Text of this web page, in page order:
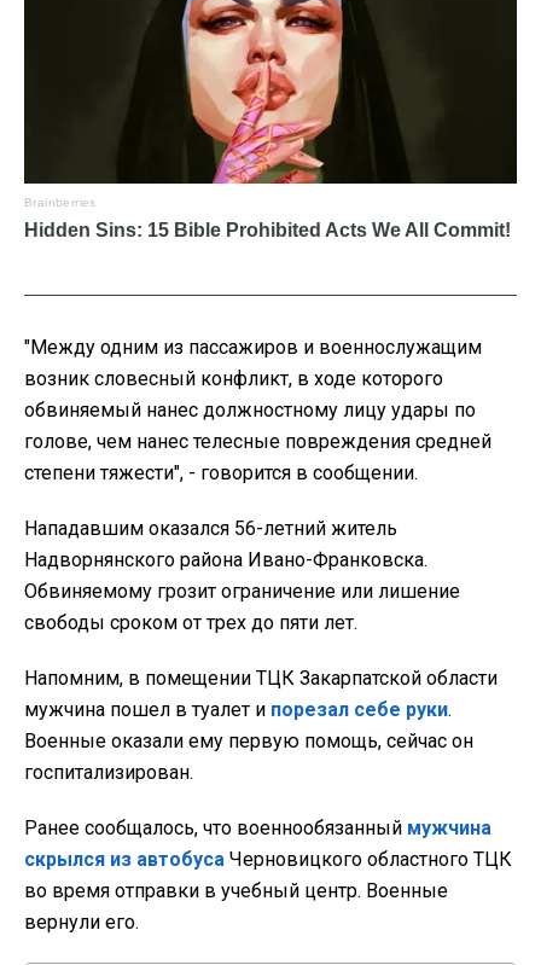
"Между одним из пассажиров и военнослужащим
возник словесный конфликт, в ходе которого
обвиняемый нанес должностному лицу удары по
голове, чем нанес телесные повреждения средней
степени тяжести", - говорится в сообщении.
Нападавшим оказался 56-летний житель
Надворнянского района Ивано-Франковска.
Обвиняемому грозит ограничение или лишение
свободы сроком от трех до пяти лет.
Напомним, в помещении ТЦК Закарпатской области
мужчина пошел в туалет и порезал себе руки.
Военные оказали ему первую помощь, сейчас он
госпитализирован.
Ранее сообщалось, что военнообязанный мужчина
скрылся из автобуса Черновицкого областного ТЦК
во время отправки в учебный центр. Военные
вернули его.